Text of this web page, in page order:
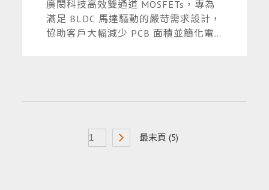
廣閎科技高效雙通道 MOSFETs，專為
滿足 BLDC 馬達驅動的嚴苛需求設計，
協助客戶大幅減少 PCB 面積並簡化電
最末頁 (5)